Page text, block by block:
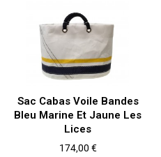
Sac Cabas Voile Bandes
Bleu Marine Et Jaune Les
Lices
Prix
174,00 €